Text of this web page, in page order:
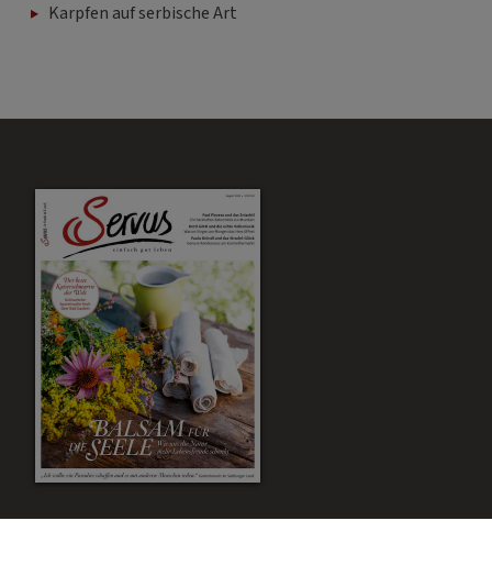
Karpfen auf serbische Art